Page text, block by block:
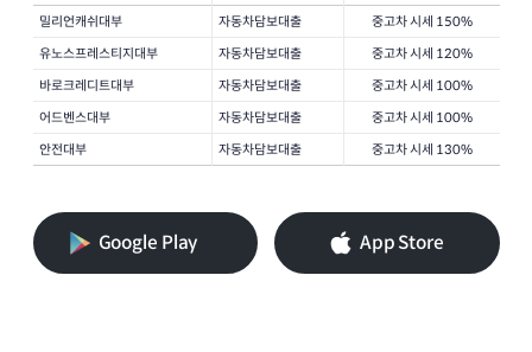
밀리언캐쉬대부
자동차담보대출
중고차 시세 150%
유노스프레스티지대부
자동차담보대출
중고차 시세 120%
바로크레디트대부
자동차담보대출
중고차 시세 100%
어드벤스대부
자동차담보대출
중고차 시세 100%
안전대부
자동차담보대출 중고차 시세 130%
Google Play App Store